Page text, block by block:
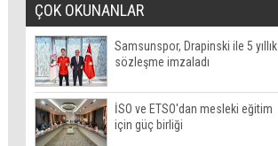
ÇOK OKUNANLAR
Samsunspor, Drapinski ile 5 yıllık
sözleşme imzaladı
İSO ve ETSO'dan mesleki eğitim
için güç birliği